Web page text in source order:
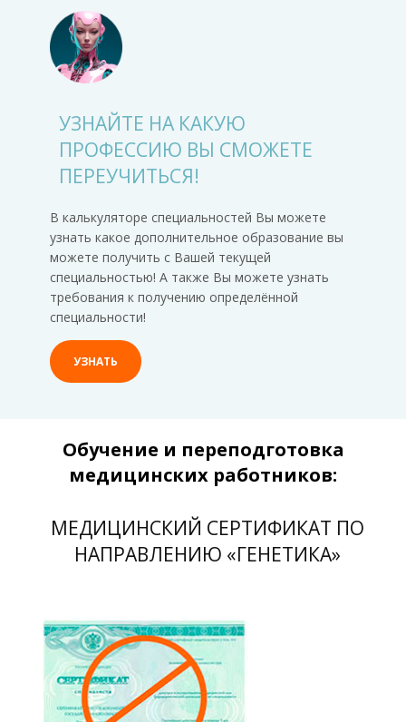
УЗНАЙТЕ НА КАКУЮ
ПРОФЕССИЮ ВЫ СМОЖЕТЕ
ПЕРЕУЧИТЬСЯ!
В калькуляторе специальностей Вы можете
узнать какое дополнительное образование вы
можете получить с Вашей текущей
специальностью! А также Вы можете узнать
требования к получению определённой
специальности!
УЗНАТЬ
Обучение и переподготовка
медицинских работников:
МЕДИЦИНСКИЙ СЕРТИФИКАТ ПО
НАПРАВЛЕНИЮ «ГЕНЕТИКА»